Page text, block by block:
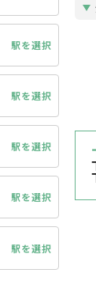
駅を選択
駅を選択
駅を選択
駅を選択
駅を選択